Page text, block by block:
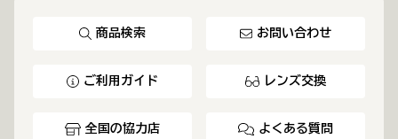
商品検索 お問い合わせ
ご利用ガイド レンズ交換
全国の協力店 よくある質問